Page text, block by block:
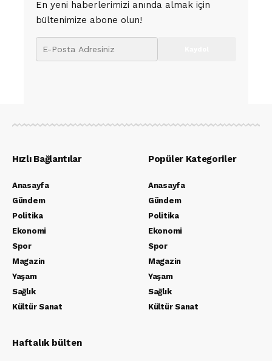
En yeni haberlerimizi anında almak için
bültenimize abone olun!
Hızlı Bağlantılar
Anasayfa
Gündem
Politika
Ekonomi
Spor
Magazin
Yaşam
Sağlık
Kültür Sanat
Popüler Kategoriler
Anasayfa
Gündem
Politika
Ekonomi
Spor
Magazin
Yaşam
Sağlık
Kültür Sanat
Haftalık bülten